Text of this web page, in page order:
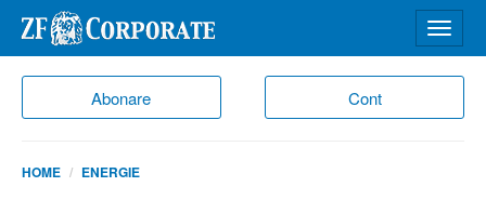
Abonare Cont
meniu
HOME ENERGIE